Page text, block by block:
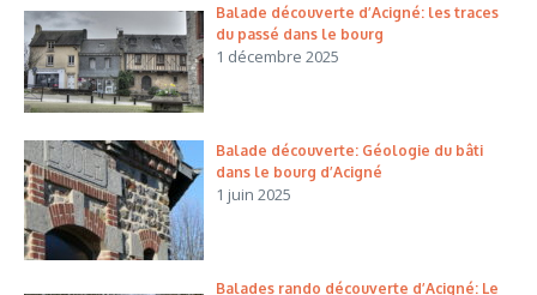
Balade découverte d’Acigné: les traces
du passé dans le bourg
1 décembre 2025
Balade découverte: Géologie du bâti
dans le bourg d’Acigné
1 juin 2025
Balades rando découverte d’Acigné: Le